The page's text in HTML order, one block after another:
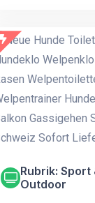
Rubrik: Sport
Outdoor